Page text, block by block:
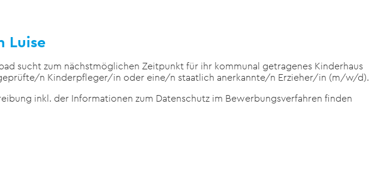
Luise
sucht zum nächstmöglichen Zeitpunkt für ihr kommunal getragenes Kinderhaus
n Kinderpfleger/in oder eine/n staatlich anerkannte/n Erzieher/in (m/w/d).
inkl. der Informationen zum Datenschutz im Bewerbungsverfahren finden